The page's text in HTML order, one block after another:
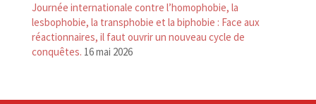
Journée internationale contre l’homophobie, la
lesbophobie, la transphobie et la biphobie : Face aux
réactionnaires, il faut ouvrir un nouveau cycle de
conquêtes. 16 mai 2026